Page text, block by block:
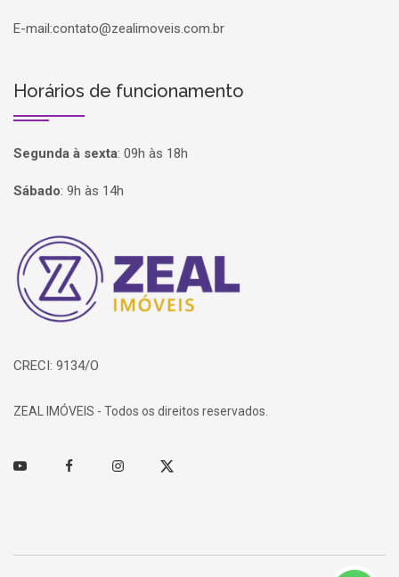
E-mail:contato@zealimoveis.com.br
Horários de funcionamento
Segunda à sexta: 09h às 18h
Sábado: 9h às 14h
Página inicial
CRECI: 9134/O
ZEAL IMÓVEIS - Todos os direitos reservados.
Youtube FacebookInstagramTwitter